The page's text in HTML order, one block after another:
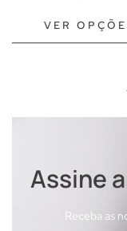
VER
Assine
Receba as